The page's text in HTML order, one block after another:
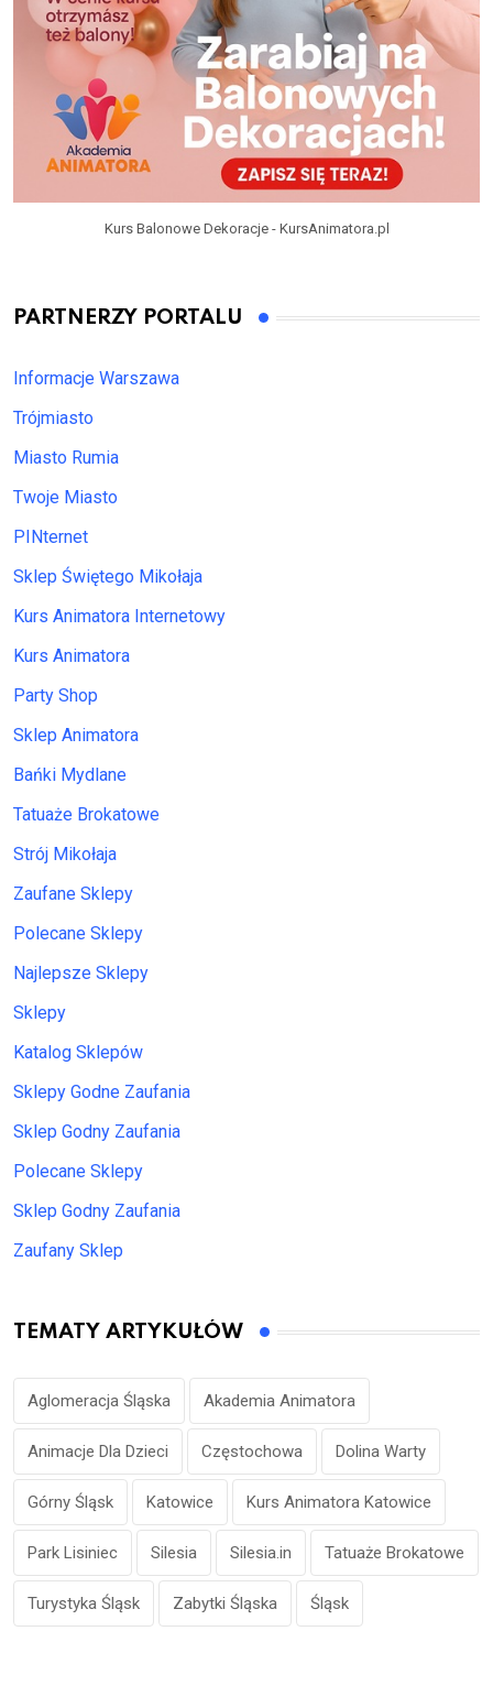
Kurs Balonowe Dekoracje - KursAnimatora.pl
PARTNERZY PORTALU
Informacje Warszawa
Trójmiasto
Miasto Rumia
Twoje Miasto
PINternet
Sklep Świętego Mikołaja
Kurs Animatora Internetowy
Kurs Animatora
Party Shop
Sklep Animatora
Bańki Mydlane
Tatuaże Brokatowe
Strój Mikołaja
Zaufane Sklepy
Polecane Sklepy
Najlepsze Sklepy
Sklepy
Katalog Sklepów
Sklepy Godne Zaufania
Sklep Godny Zaufania
Polecane Sklepy
Sklep Godny Zaufania
Zaufany Sklep
TEMATY ARTYKUŁÓW
Aglomeracja Śląska Akademia Animatora
Animacje Dla Dzieci Częstochowa Dolina Warty
Górny Śląsk Katowice Kurs Animatora Katowice
Park Lisiniec Silesia Silesia.in Tatuaże Brokatowe
Turystyka Śląsk Zabytki Śląska Śląsk